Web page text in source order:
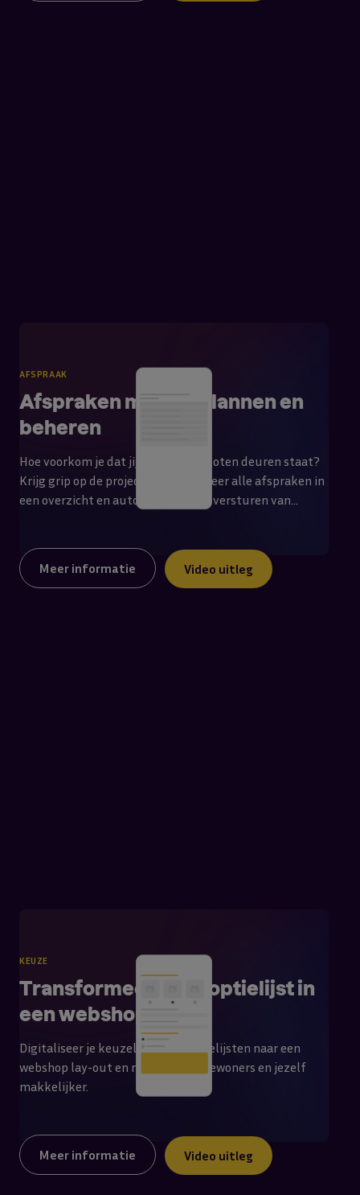
AFSPRAAK
Afspraken maken, plannen en
beheren
Hoe voorkom je dat jij voor een gesloten deuren staat?
Krijg grip op de projectagenda, beheer alle afspraken in
een overzicht en automatiseer het versturen van
bewoners ook zelf een dag en tijd kunnen kiezen
verhoog je ook hiermee de klanttevredenheid.
Meer informatie Video uitleg
KEUZE
Transformeer jouw optielijst in
een webshop
Digitaliseer je keuzelijsten en optielijsten naar een
webshop lay-out en maak het de bewoners en jezelf
makkelijker.
Meer informatie Video uitleg